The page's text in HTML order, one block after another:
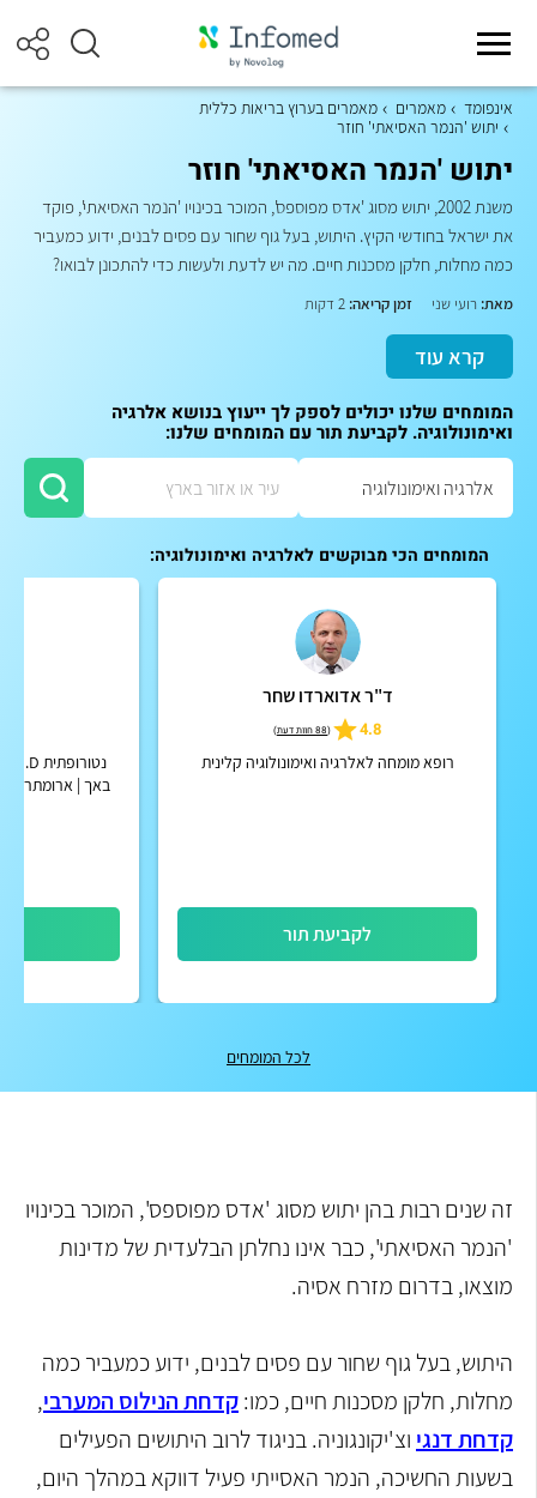
אינפומד מאמרים
מאמרים בערוץ בריאות כללית
יתוש 'הנמר האסיאתי' חוזר
יתוש 'הנמר האסיאתי' חוזר
משנת 2002, יתוש מסוג 'אדס מפוספס', המוכר בכינויו 'הנמר האסיאתי', פוקד
את ישראל בחודשי הקיץ. היתוש, בעל גוף שחור עם פסים לבנים, ידוע כמעביר
כמה מחלות, חלקן מסכנות חיים. מה יש לדעת ולעשות כדי להתכונן לבואו?
מאת: רועי שני זמן קריאה:
קרא עוד
המומחים שלנו יכולים לספק לך ייעוץ בנושא אלרגיה
ואימונולוגיה. לקביעת תור עם המומחים שלנו:
המומחים הכי מבוקשים לאלרגיה ואימונולוגיה:
ד"ר אדוארדו שחר
4.8
(88 חוות דעת )
רופא מומחה לאלרגיה ואימונולוגיה קלינית
לקביעת תור
באך |
לכל המומחים
זה שנים רבות בהן יתוש מסוג 'אדס מפוספס', המוכר בכינויו
'הנמר האסיאתי', כבר אינו נחלתן הבלעדית של מדינות
מוצאו, בדרום מזרח אסיה.
היתוש, בעל גוף שחור עם פסים לבנים, ידוע כמעביר כמה
מחלות, חלקן מסכנות חיים, כמו:קדחת הנילוס המערבי,
קדחת דנגי וצ'יקונגוניה. בניגוד לרוב היתושים הפעילים
בשעות החשיכה, הנמר האסייתי פעיל דווקא במהלך היום,